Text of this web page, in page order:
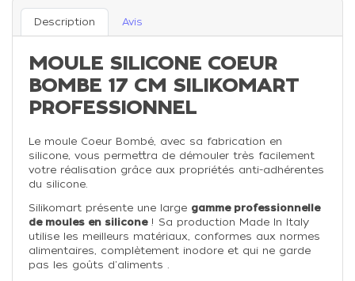
Description Avis
MOULE SILICONE COEUR
BOMBE 17 CM SILIKOMART
PROFESSIONNEL
Le moule Coeur Bombé, avec sa fabrication en
silicone, vous permettra de démouler très facilement
votre réalisation grâce aux propriétés anti-adhérentes
du silicone.
Silikomart présente une large gamme professionnelle
de moules en silicone ! Sa production Made In Italy
utilise les meilleurs matériaux, conformes aux normes
alimentaires, complètement inodore et qui ne garde
pas les goûts d'aliments .